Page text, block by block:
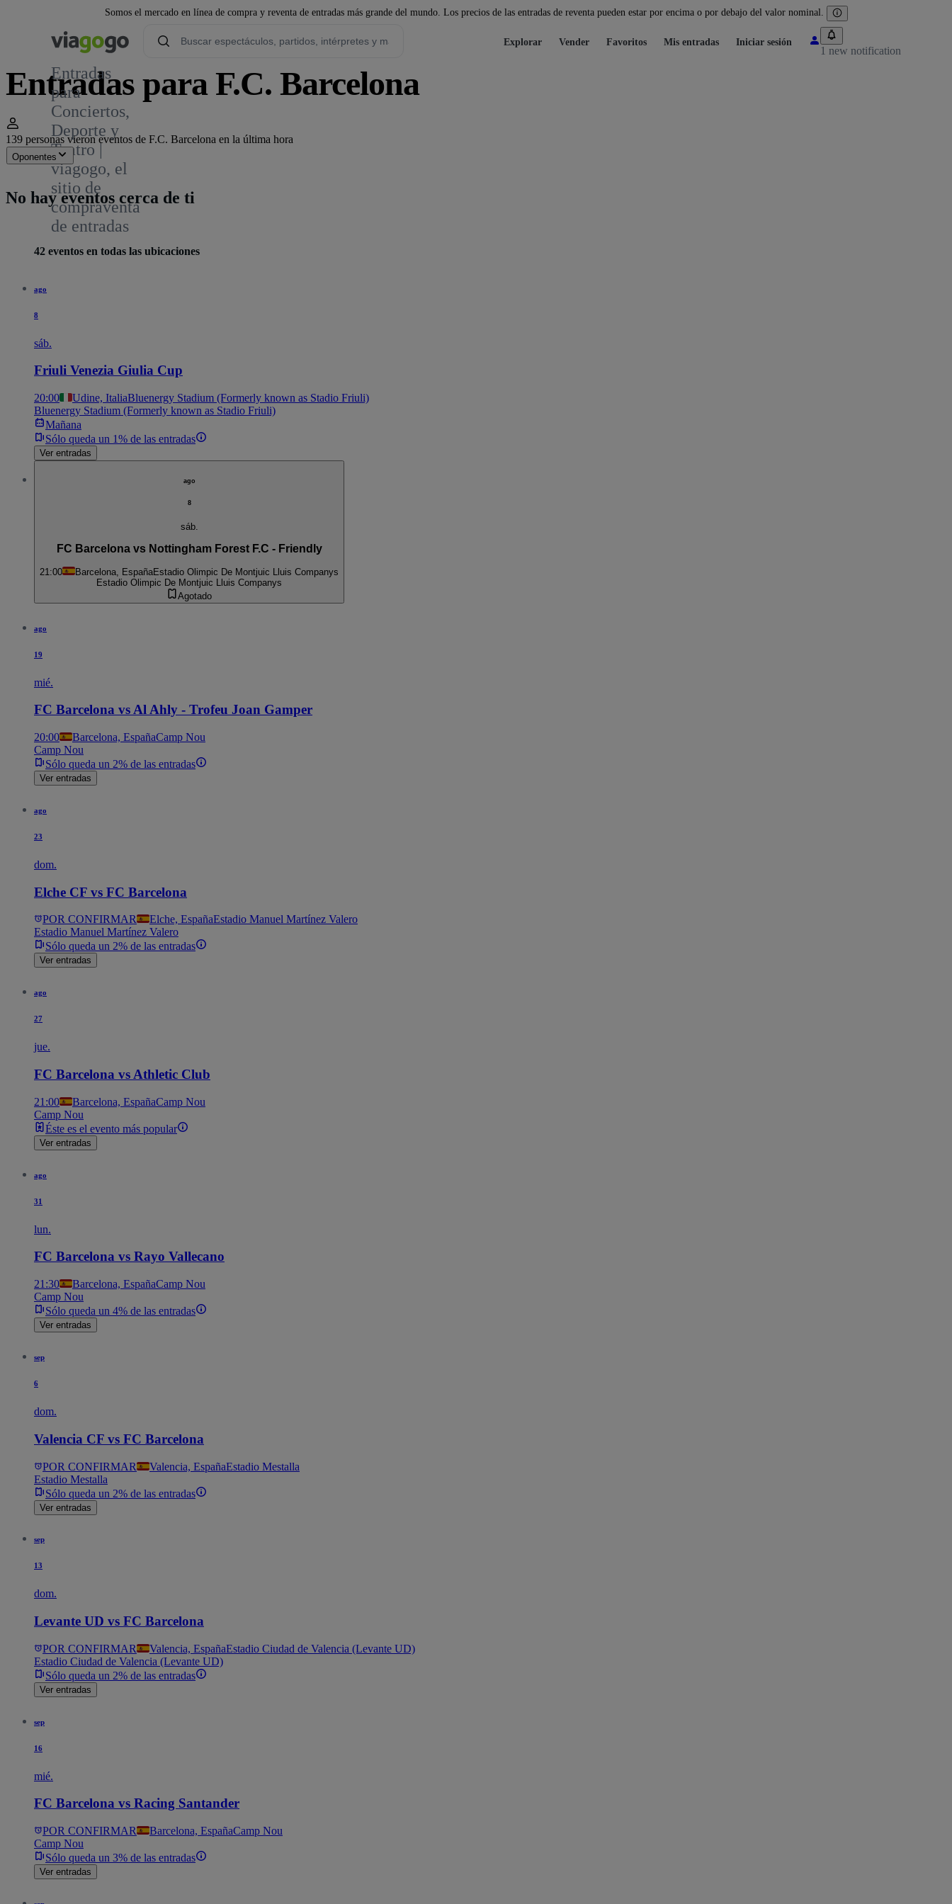
Somos el mercado en línea de compra y reventa de entradas más grande del mundo. Los precios de las entradas de reventa pueden estar por encima o por debajo del valor nominal.
Entradas
para
Conciertos,
Deporte y
Teatro |
viagogo, el
sitio de
compraventa
de entradas
Explorar Vender Favoritos Mis entradas Iniciar sesión
1 new notification
Entradas para F.C. Barcelona
139 personas vieron eventos de F.C. Barcelona en la última hora
Oponentes
No hay eventos cerca de ti
42 eventos en todas las ubicaciones
ago
8
sáb.
Friuli Venezia Giulia Cup
20:00 Udine, ItaliaBluenergy Stadium (Formerly known as Stadio Friuli)
Bluenergy Stadium (Formerly known as Stadio Friuli)
Mañana
Sólo queda un 1% de las entradas
Ver entradas
ago
8
sáb.
FC Barcelona vs Nottingham Forest F.C - Friendly
21:00 Barcelona, EspañaEstadio Olimpic De Montjuic Lluis Companys
Estadio Olimpic De Montjuic Lluis Companys
Agotado
ago
19
mié.
FC Barcelona vs Al Ahly - Trofeu Joan Gamper
20:00 Barcelona, EspañaCamp Nou
Camp Nou
Sólo queda un 2% de las entradas
Ver entradas
ago
23
dom.
Elche CF vs FC Barcelona
POR CONFIRMAR Elche, EspañaEstadio Manuel Martínez Valero
Estadio Manuel Martínez Valero
Sólo queda un 2% de las entradas
Ver entradas
ago
27
jue.
FC Barcelona vs Athletic Club
21:00 Barcelona, EspañaCamp Nou
Camp Nou
Éste es el evento más popular
Ver entradas
ago
31
lun.
FC Barcelona vs Rayo Vallecano
21:30 Barcelona, EspañaCamp Nou
Camp Nou
Sólo queda un 4% de las entradas
Ver entradas
sep
6
dom.
Valencia CF vs FC Barcelona
POR CONFIRMAR Valencia, EspañaEstadio Mestalla
Estadio Mestalla
Sólo queda un 2% de las entradas
Ver entradas
sep
13
dom.
Levante UD vs FC Barcelona
POR CONFIRMAR Valencia, EspañaEstadio Ciudad de Valencia (Levante UD)
Estadio Ciudad de Valencia (Levante UD)
Sólo queda un 2% de las entradas
Ver entradas
sep
16
mié.
FC Barcelona vs Racing Santander
POR CONFIRMAR Barcelona, EspañaCamp Nou
Camp Nou
Sólo queda un 3% de las entradas
Ver entradas